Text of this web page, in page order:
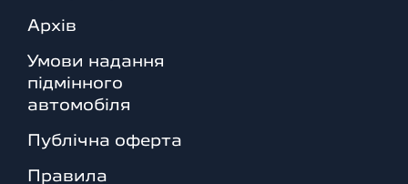
Архів
Умови надання
підмінного
автомобіля
Публічна оферта
Правила